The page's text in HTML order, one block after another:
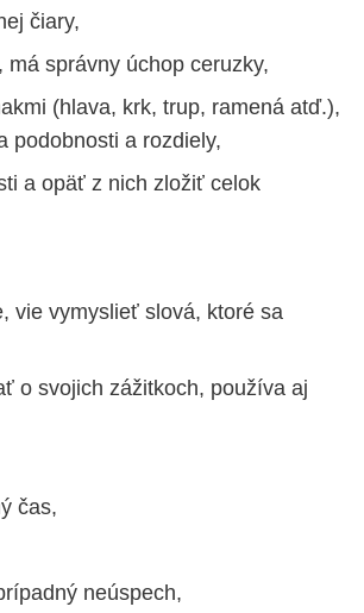
čiary,
správny úchop ceruzky,
(hlava, krk, trup, ramená atď.),
podobnosti a rozdiely,
a opäť z nich zložiť celok
vie vymyslieť slová, ktoré sa
o svojich zážitkoch, používa aj
čas,
neúspech,